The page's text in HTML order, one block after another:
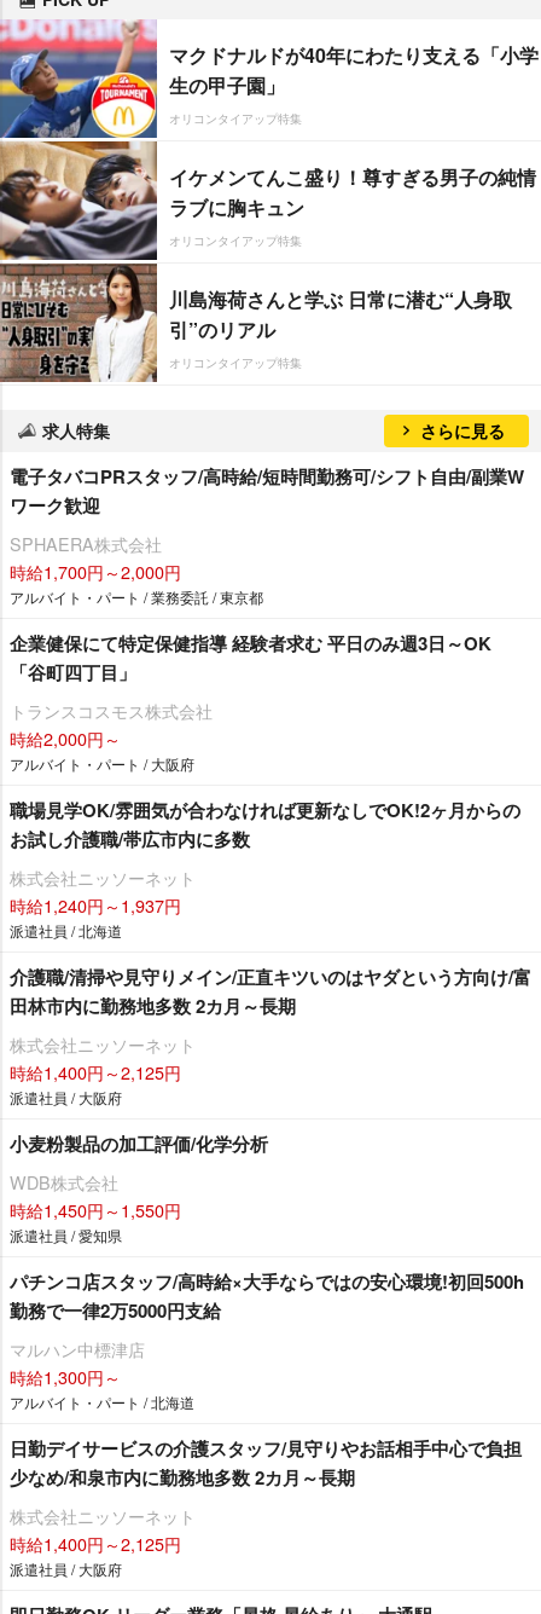
マクドナルドが40年にわたり支える「小学
生の甲子園」
オリコンタイアップ特集
イケメンてんこ盛り！尊すぎる男子の純情
ラブに胸キュン
オリコンタイアップ特集
川島海荷さんと学ぶ 日常に潜む“人身取
引”のリアル
オリコンタイアップ特集
求人特集 さらに見る
電子タバコPRスタッフ/高時給/短時間勤務可/シフト自由/副業W
ワーク歓迎
SPHAERA株式会社
時給1,700円～2,000円
アルバイト・パート / 業務委託 / 東京都
企業健保にて特定保健指導 経験者求む 平日のみ週3日～OK
「谷町四丁目」
トランスコスモス株式会社
時給2,000円～
アルバイト・パート / 大阪府
職場見学OK/雰囲気が合わなければ更新なしでOK!2ヶ月からの
お試し介護職/帯広市内に多数
株式会社ニッソーネット
時給1,240円～1,937円
派遣社員 / 北海道
介護職/清掃や見守りメイン/正直キツいのはヤダという方向け/富
田林市内に勤務地多数 2カ月～長期
株式会社ニッソーネット
時給1,400円～2,125円
派遣社員 / 大阪府
小麦粉製品の加工評価/化学分析
WDB株式会社
時給1,450円～1,550円
派遣社員 / 愛知県
パチンコ店スタッフ/高時給×大手ならではの安心環境!初回500h
勤務で一律2万5000円支給
マルハン中標津店
時給1,300円～
アルバイト・パート / 北海道
日勤デイサービスの介護スタッフ/見守りやお話相手中心で負担
少なめ/和泉市内に勤務地多数 2カ月～長期
株式会社ニッソーネット
時給1,400円～2,125円
派遣社員 / 大阪府